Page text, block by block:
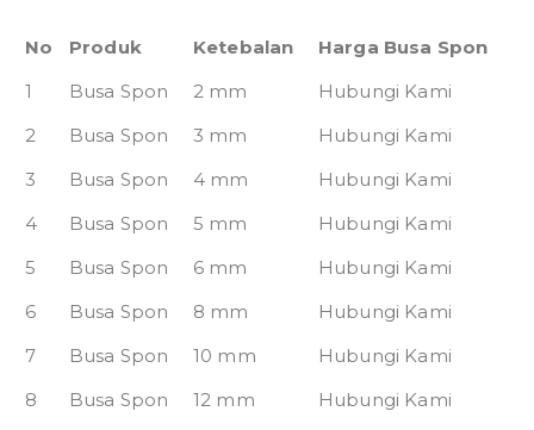
No Produk Ketebalan
Harga Busa Spon
1
Busa Spon 2 mm
Hubungi Kami
2
Busa Spon 3 mm
Hubungi Kami
3
Busa Spon 4 mm
Hubungi Kami
4
Busa Spon 5 mm
Hubungi Kami
5
Busa Spon 6 mm
Hubungi Kami
6
Busa Spon 8 mm
Hubungi Kami
7
Busa Spon 10 mm
Hubungi Kami
8
Busa Spon 12 mm
Hubungi Kami